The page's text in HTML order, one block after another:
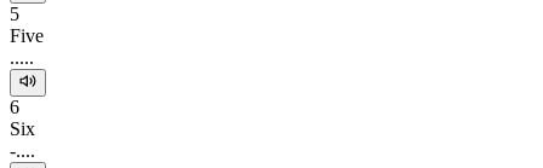
5
Five
.....
6
Six
-....